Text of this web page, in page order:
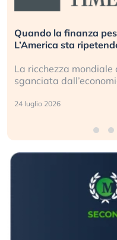
Quando la finanza
L’America sta
La ricchezza mondiale
sganciata
24 luglio 2026